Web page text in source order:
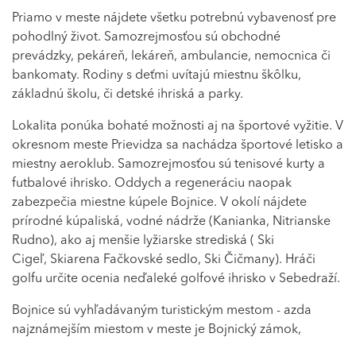
Priamo v meste nájdete všetku potrebnú vybavenosť pre
pohodlný život. Samozrejmosťou sú obchodné
prevádzky, pekáreň, lekáreň, ambulancie, nemocnica či
bankomaty. Rodiny s deťmi uvítajú miestnu škôlku,
základnú školu, či detské ihriská a parky.
Lokalita ponúka bohaté možnosti aj na športové vyžitie. V
okresnom meste Prievidza sa nachádza športové letisko a
miestny aeroklub. Samozrejmosťou sú tenisové kurty a
futbalové ihrisko. Oddych a regeneráciu naopak
zabezpečia miestne kúpele Bojnice. V okolí nájdete
prírodné kúpaliská, vodné nádrže (Kanianka, Nitrianske
Rudno), ako aj menšie lyžiarske strediská ( Ski
Cigeľ, Skiarena Fačkovské sedlo, Ski Čičmany). Hráči
golfu určite ocenia neďaleké golfové ihrisko v Sebedraží.
Bojnice sú vyhľadávaným turistickým mestom - azda
najznámejším miestom v meste je Bojnický zámok,